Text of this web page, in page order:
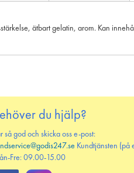
ätbart gelatin, arom. Kan
du hjälp?
så god och skicka oss e-post:
Kundtjänsten (på
Fre: 09.00-15.00